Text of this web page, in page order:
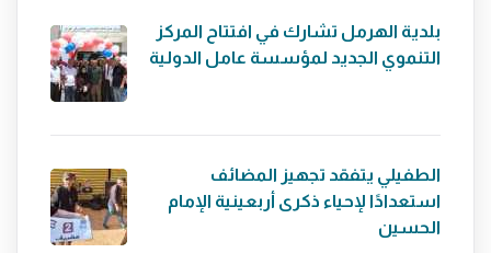
بلدية الهرمل تشارك في افتتاح المركز
التنموي الجديد لمؤسسة عامل الدولية
الطفيلي يتفقد تجهيز المضائف
استعدادًا لإحياء ذكرى أربعينية الإمام
الحسين